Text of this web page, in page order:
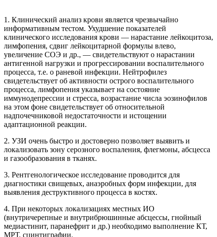
1. Клинический анализ крови является чрезвычайно
информативным тестом. Ухудшение показателей
клинического исследования крови — нарастание лейкоцитоза,
лимфопения, сдвиг лейкоцитарной формулы влево,
увеличение СОЭ и др., — свидетельствуют о нарастании
антигенной нагрузки и прогрессировании воспалительного
процесса, т.е. о раневой инфекции. Нейтрофилез
свидетельствует об активности острого воспалительного
процесса, лимфопения указывает на состояние
иммунодепрессии и стресса, возрастание числа эозинофилов
на этом фоне свидетельствует об относительной
надпочечниковой недостаточности и истощении
адаптационной реакции.
2. УЗИ очень быстро и достоверно позволяет выявить и
локализовать зону серозного воспаления, флегмоны, абсцесса
и газообразования в тканях.
3. Рентгенологическое исследование проводится для
диагностики свищевых, анаэробных форм инфекции, для
выявления деструктивного процесса в костях.
4. При некоторых локализациях местных ИО
(внутричерепные и внутрибрюшинные абсцессы, гнойный
медиастинит, паранефрит и др.) необходимо выполнение КТ,
МРТ, сцинтиграфии.